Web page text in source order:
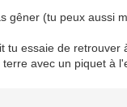
(tu peux aussi
essaie de
avec un piquet à